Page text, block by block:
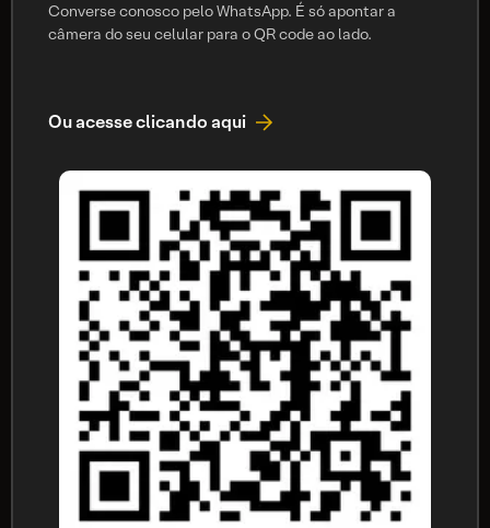
Converse conosco pelo WhatsApp. É só apontar a
câmera do seu celular para o QR code ao lado.
Ou acesse clicando aqui